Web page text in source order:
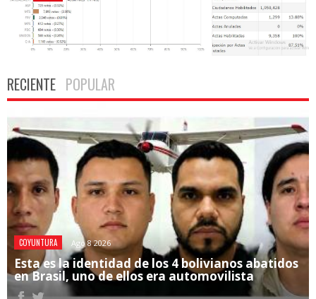
RECIENTE POPULAR
COYUNTURA Ago 8 2026
Esta es la identidad de los 4 bolivianos abatidos
en Brasil, uno de ellos era automovilista